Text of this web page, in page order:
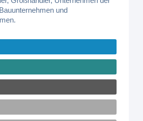
und